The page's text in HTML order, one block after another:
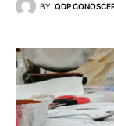
BY QDP